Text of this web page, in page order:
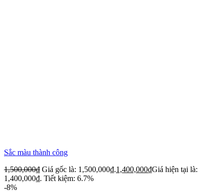
Sắc màu thành công
1,500,000₫ Giá gốc là: 1,500,000₫.1,400,000₫Giá hiện tại là:
1,400,000₫. Tiết kiệm: 6.7%
-8%